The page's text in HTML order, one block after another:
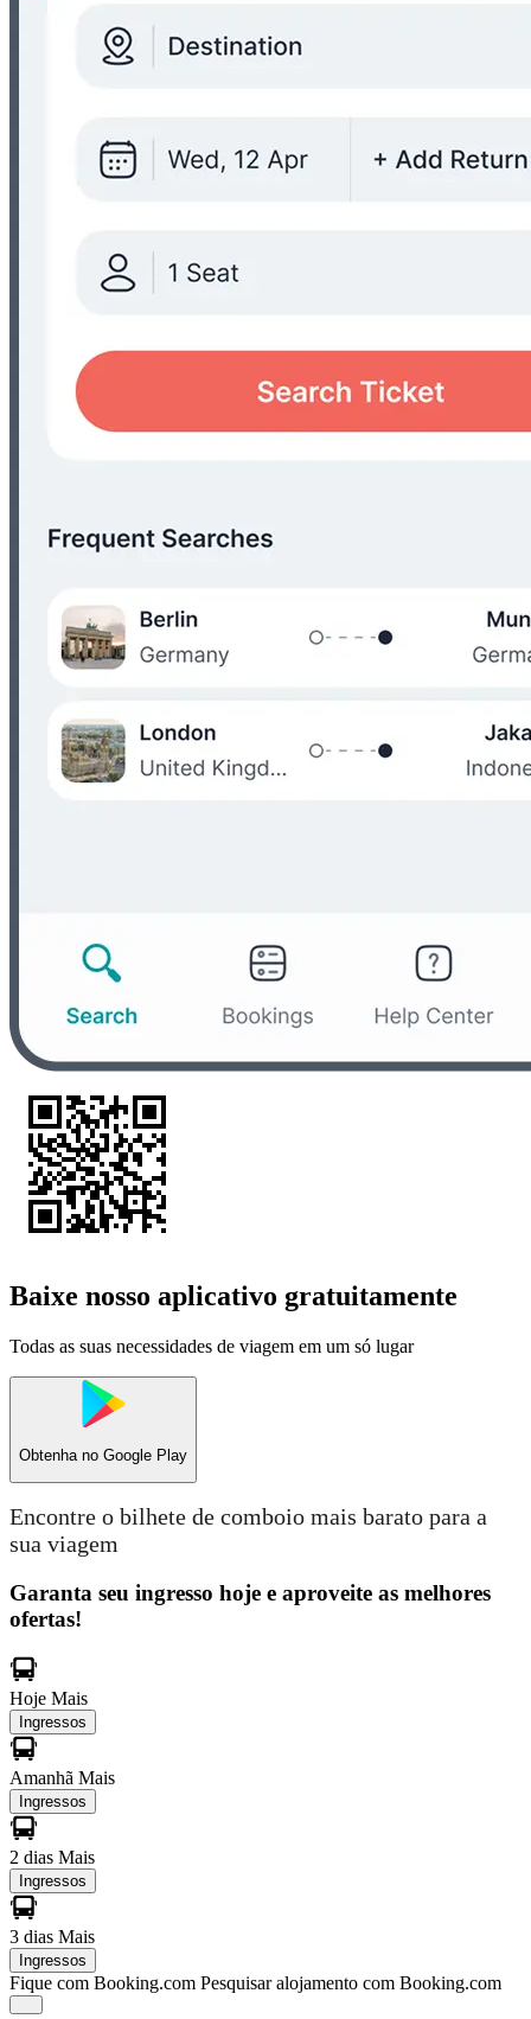
Baixe nosso aplicativo gratuitamente
Todas as suas necessidades de viagem em um só lugar
Obtenha no Google Play
Encontre o bilhete de comboio mais barato para a
sua viagem
Garanta seu ingresso hoje e aproveite as melhores
ofertas!
Hoje Mais
Ingressos
Amanhã Mais
Ingressos
2 dias Mais
Ingressos
3 dias Mais
Ingressos
Fique com Booking.com Pesquisar alojamento com Booking.com